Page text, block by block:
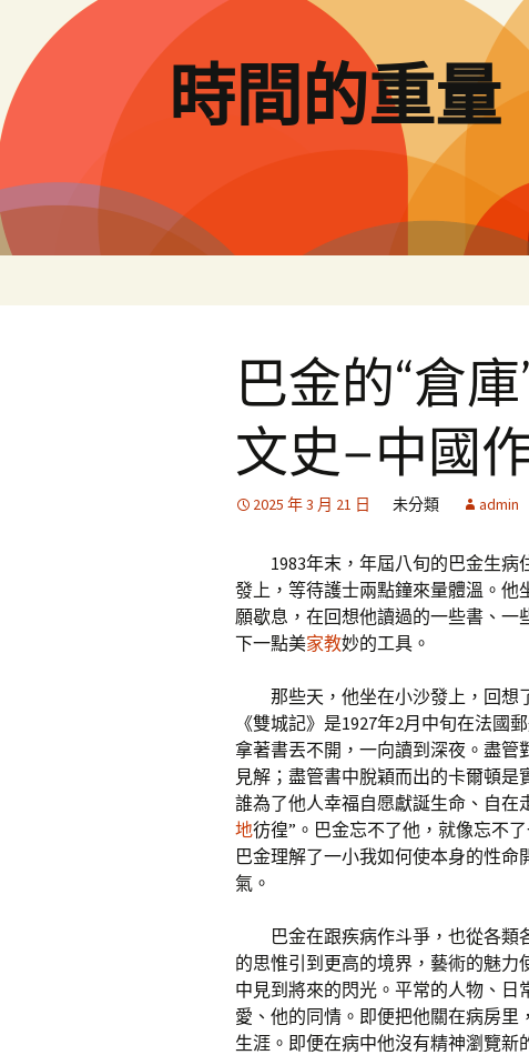
要
內
容
時間的重量
巴金的“倉
文史–中國
2025 年 3 月 21 日 未分類 admin
1983年末，年屆八旬的巴金生
發上，等待護士兩點鐘來量體溫。
願歇息，在回想他讀過的一些書、
下一點美家教妙的工具。
那些天，他坐在小沙發上，回想
《雙城記》是1927年2月中旬在法國
拿著書丟不開，一向讀到深夜。盡管
見解；盡管書中脫穎而出的卡爾頓
誰為了他人幸福自愿獻誕生命、自在
地彷徨”。巴金忘不了他，就像忘不
巴金理解了一小我如何使本身的性
氣。
巴金在跟疾病作斗爭，也從各類
的思惟引到更高的境界，藝術的魅
中見到將來的閃光。平常的人物、
愛、他的同情。即便把他關在病房
生涯。即便在病中他沒有精神瀏覽